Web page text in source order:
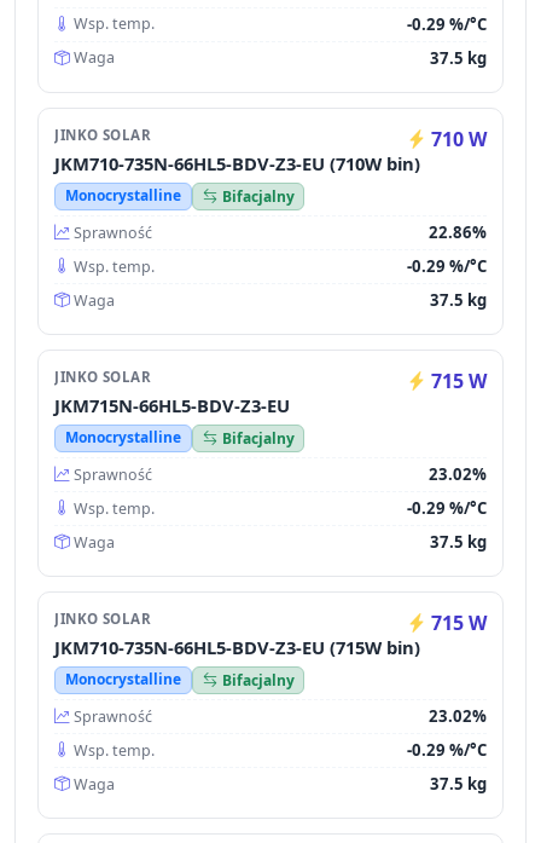
Wsp. temp. -0.29 %/°C
Waga 37.5 kg
JINKO SOLAR 710 W
JKM710-735N-66HL5-BDV-Z3-EU (710W bin)
Monocrystalline
Bifacjalny
Sprawność
22.86%
Wsp. temp. -0.29 %/°C
Waga 37.5 kg
JINKO SOLAR 715 W
JKM715N-66HL5-BDV-Z3-EU
Monocrystalline
Bifacjalny
Sprawność
23.02%
Wsp. temp. -0.29 %/°C
Waga 37.5 kg
JINKO SOLAR 715 W
JKM710-735N-66HL5-BDV-Z3-EU (715W bin)
Monocrystalline
Bifacjalny
Sprawność
23.02%
Wsp. temp. -0.29 %/°C
Waga 37.5 kg